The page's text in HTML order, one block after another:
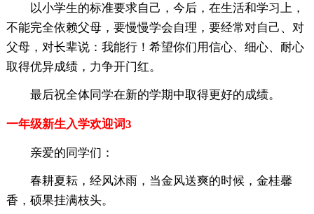
以小学生的标准要求自己，今后，在生活和学习上，
不能完全依赖父母，要慢慢学会自理，要经常对自己、对
父母，对长辈说：我能行！希望你们用信心、细心、耐心
取得优异成绩，力争开门红。
最后祝全体同学在新的学期中取得更好的成绩。
一年级新生入学欢迎词3
亲爱的同学们：
春耕夏耘，经风沐雨，当金风送爽的时候，金桂馨
香，硕果挂满枝头。